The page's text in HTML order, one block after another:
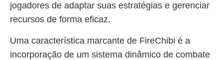
jogadores de adaptar suas estratégias e gerenciar
recursos de forma eficaz.
Uma característica marcante de FireChibi é a
incorporação de um sistema dinâmico de combate